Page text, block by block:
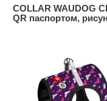
COLLAR WAUDOG
QR паспортом,